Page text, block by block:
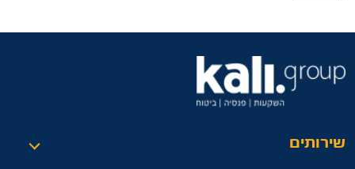
שירותים